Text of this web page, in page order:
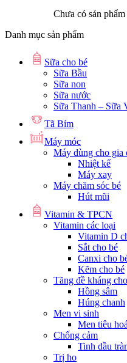
Chưa có sản
Danh mục sản phẩm
Sữa cho bé
Sữa Bầu
Sữa non
Sữa nước
Sữa Thanh – Sữa
Tã Bỉm
Máy móc
Máy dùng cho gia
Nhiệt kế
Máy xay
Máy chăm sóc bé
Hút mũi
Vitamin & TPCN
Vitamin các loại
Vitamin D
Sắt cho bé
Canxi cho
Kẽm cho bé
Tăng đề kháng
Hồng sâm
Húng chanh
Men vi sinh
Men tiêu hoá
Chống cảm
Tinh dầu
Trị ho